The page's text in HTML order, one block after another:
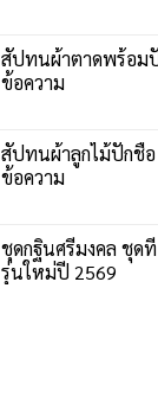
สัปทนผ้าตาดพร้อม
ข้อความ
สัปทนผ้าลูกไม้ปักชื่อ
ข้อความ
ชุดกฐินศรีมงคล ชุด
รุ่นใหม่ปี 2569